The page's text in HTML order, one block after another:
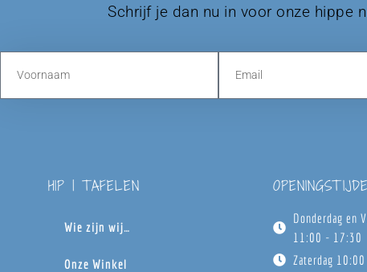
Schrijf je dan nu in voor onze hippe
HIP | TAFELEN
Wie zijn wij…
Onze Winkel
Donderdag en
11:00 - 17:30
Zaterdag